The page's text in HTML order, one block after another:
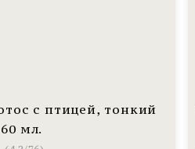
с птицей, тонкий
мл.